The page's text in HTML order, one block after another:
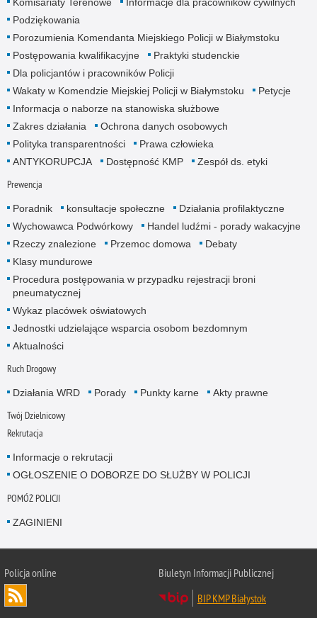
Podziękowania
Porozumienia Komendanta Miejskiego Policji w Białymstoku
Postępowania kwalifikacyjne
Praktyki studenckie
Dla policjantów i pracowników Policji
Wakaty w Komendzie Miejskiej Policji w Białymstoku
Petycje
Informacja o naborze na stanowiska służbowe
Zakres działania
Ochrona danych osobowych
Polityka transparentności
Prawa człowieka
ANTYKORUPCJA
Dostępność KMP Zespół ds. etyki
Prewencja
Poradnik konsultacje społeczne
Działania profilaktyczne
Wychowawca Podwórkowy
Handel ludźmi - porady wakacyjne
Rzeczy znalezione
Przemoc domowa
Debaty
Klasy mundurowe
Procedura postępowania w przypadku rejestracji broni
pneumatycznej
Wykaz placówek oświatowych
Jednostki udzielające wsparcia osobom bezdomnym
Aktualności
Ruch Drogowy
Działania WRD Porady Punkty karne Akty prawne
Twój Dzielnicowy
Rekrutacja
Informacje o rekrutacji
OGŁOSZENIE O DOBORZE DO SŁUŻBY W POLICJI
POMÓŻ POLICJI
ZAGINIENI
Policja online
Biuletyn Informacji Publicznej
BIP KMP Białystok